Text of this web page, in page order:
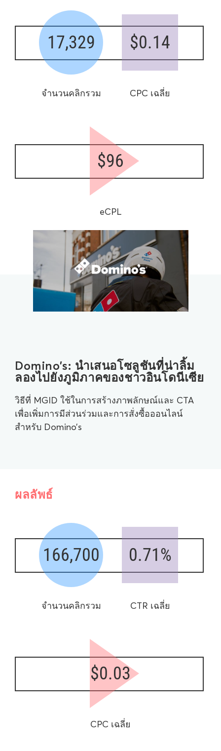
17,329
จำนวนคลิกรวม
$0.14
CPC เฉลี่ย
$96
eCPL
Domino’s: นำเสนอโซลูชันที่น่าลิ้ม
ลองไปยังภูมิภาคของชาวอินโดนีเซีย
วิธีที่ MGID ใช้ในการสร้างภาพลักษณ์และ CTA
เพื่อเพิ่มการมีส่วนร่วมและการสั่งซื้อออนไลน์
สำหรับ Domino’s
ผลลัพธ์
166,700
จำนวนคลิกรวม
0.71%
CTR เฉลี่ย
$0.03
CPC เฉลี่ย